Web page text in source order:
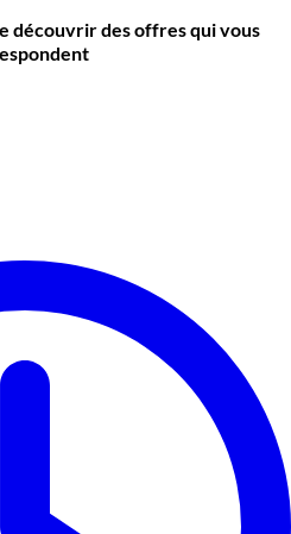
découvrir des offres qui vous